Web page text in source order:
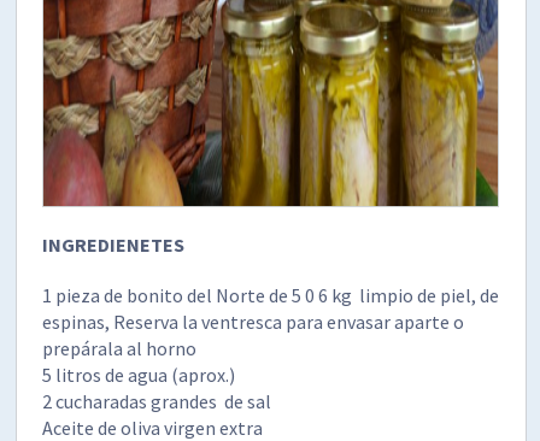
INGREDIENETES
1 pieza de bonito del Norte de 5 0 6 kg limpio de piel, de
espinas, Reserva la ventresca para envasar aparte o
prepárala al horno
5 litros de agua (aprox.)
2 cucharadas grandes de sal
Aceite de oliva virgen extra